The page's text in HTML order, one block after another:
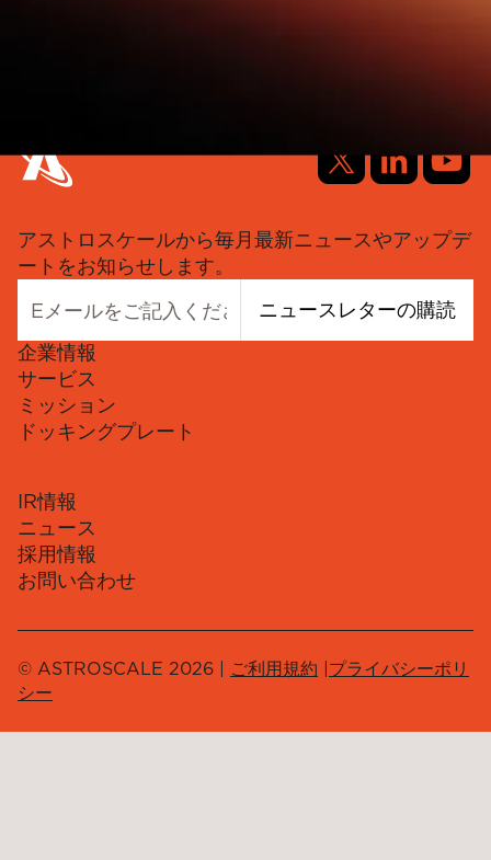
アストロスケールから毎月最新ニュースやアップデ
ートをお知らせします。
ニュースレターの購読
企業情報
サービス
ミッション
ドッキングプレート
IR情報
ニュース
採用情報
お問い合わせ
© ASTROSCALE 2026 | ご利用規約 |プライバシーポリ
シー